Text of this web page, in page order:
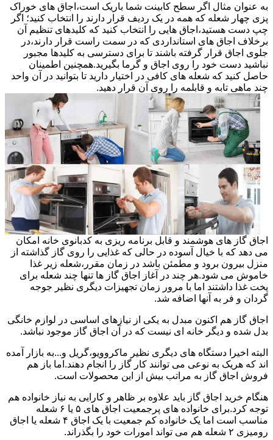
به عنوان مثال اگر سطح کابینت شما باریک است،اجاق های خوراک
پزی چهار شعله که همه در یک ردیف قرار دارند را انتخاب کنید؛ اگر
چپ دست هستید،اجاق هایی را انتخاب کنید که کلیدهای تنظیم آن
برخلاف اجاق های استانداردی که در سمت راست قرار دارند،در
جلوی اجاق قرار گرفته باشند تا برای دسترسی به کلیدها مجبور
نباشید دست خود را روی اجاق و گرما بگیرید.همچنین اطمینان
حاصل کنید که شعله های کافی در اختیار دارید تا بتوانید در آن واحد
چند ماهی تابه و قابلمه را روی آن قرار دهید.
اجاق گاز های هوشمند و قابل برنامه ریزی به کدبانوی خانه امکان
می دهد که با خیال آسوده در حالی که غذایی را روی گاز گذاشته از
منزل بیرون برود و مطمئن باشد در زمان مقرر،شعله زیر غذا
خاموش می شود.هر چند در آغاز اجاق گاز ها تنها چند شعله برای
پخت غذا داشتند اما با مرور زمان تجهیزات دیگری نظیر جوجه
گردان و فر به آنها اضافه شد.
اجاق گاز هم اکنون مبدل به یکی از نیازهای اساسی در لوازم خانگی
بدل شده و دیگر خانه ای نیست که در آن اجاق گاز موجود نباشد.
البته اخیرا دستگاه های دیگری نظیر ماکروویو،گریل و...به بازار آمده
اند که هریک به نوعی می توانند کار گاز را انجام دهند.اما باز هم
فروش اجاق گاز به مراتب بیش از این محصولات است.
هنگام خرید اجاق گاز باید علاوه بر ظاهر و کارایی به نیاز خانواده هم
توجه کرد.برای خانواده های پرجمعیت اجاق های ۵ یا ۶ شعله
مناسب است اما یک خانواده کم جمعیت با یک اجاق ۴ شعله یا اجاق
رومیزی ۲ شعله هم می تواند امورات خود را بگذراند.